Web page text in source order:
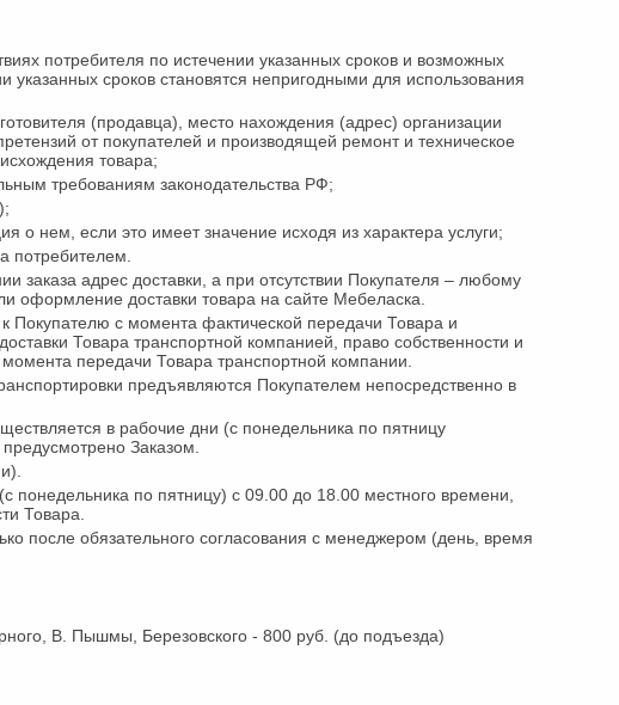
потребителя по истечении указанных сроков и возможных
сроков становятся непригодными для использования
(продавца), место нахождения (адрес) организации
от покупателей и производящей ремонт и техническое
товара;
требованиям законодательства РФ;
о нем, если это имеет значение исходя из характера услуги;
потребителем.
адрес доставки, а при отсутствии Покупателя – любому
оформление доставки товара на сайте Мебеласка.
Покупателю с момента фактической передачи Товара и
Товара транспортной компанией, право собственности и
передачи Товара транспортной компании.
предъявляются Покупателем непосредственно в
в рабочие дни (с понедельника по пятницу
Заказом.
по пятницу) с 09.00 до 18.00 местного времени,
Товара.
после обязательного согласования с менеджером (день, время
В. Пышмы, Березовского - 800 руб. (до подъезда)